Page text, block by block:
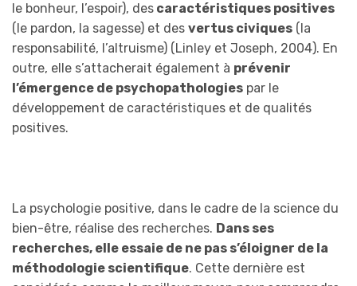
le bonheur, l’espoir), des caractéristiques positives
(le pardon, la sagesse) et des vertus civiques (la
responsabilité, l’altruisme) (Linley et Joseph, 2004). En
outre, elle s’attacherait également à prévenir
l’émergence de psychopathologies par le
développement de caractéristiques et de qualités
positives.
La psychologie positive, dans le cadre de la science du
bien-être, réalise des recherches. Dans ses
recherches, elle essaie de ne pas s’éloigner de la
méthodologie scientifique. Cette dernière est